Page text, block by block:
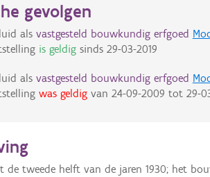
gevolgen
als vastgesteld bouwkundig erfgoed
is geldigsinds 29-03-2019
als vastgesteld bouwkundig erfgoed
was geldigvan 24-09-2009 tot 29-
de tweede helft van de jaren 1930; het